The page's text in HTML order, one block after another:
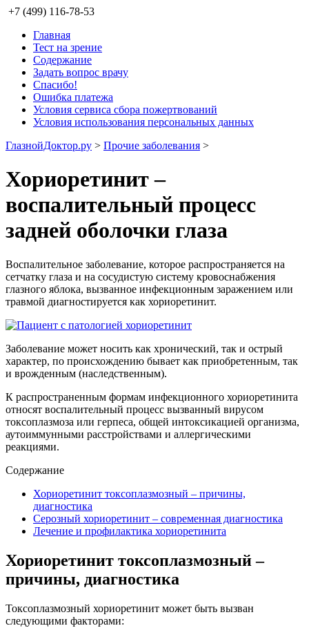
+7 (499) 116-78-53
Главная
Тест на зрение
Содержание
Задать вопрос врачу
Спасибо!
Ошибка платежа
Условия сервиса сбора пожертвований
Условия использования персональных данных
ГлазнойДоктор.ру > Прочие заболевания >
Хориоретинит –
воспалительный процесс
задней оболочки глаза
Воспалительное заболевание, которое распространяется на
сетчатку глаза и на сосудистую систему кровоснабжения
глазного яблока, вызванное инфекционным заражением или
травмой диагностируется как хориоретинит.
Заболевание может носить как хронический, так и острый
характер, по происхождению бывает как приобретенным, так
и врожденным (наследственным).
К распространенным формам инфекционного хориоретинита
относят воспалительный процесс вызванный вирусом
токсоплазмоза или герпеса, общей интоксикацией организма,
аутоиммунными расстройствами и аллергическими
реакциями.
Содержание
Хориоретинит токсоплазмозный – причины,
диагностика
Серозный хориоретинит – современная диагностика
Лечение и профилактика хориоретинита
Хориоретинит токсоплазмозный –
причины, диагностика
Токсоплазмозный хориоретинит может быть вызван
следующими факторами: